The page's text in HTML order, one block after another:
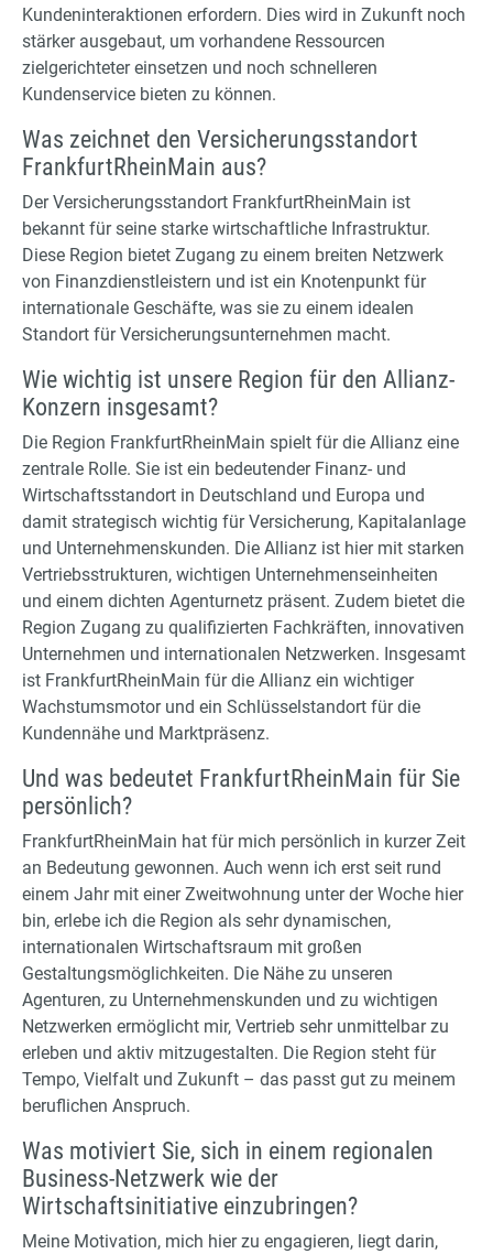
Kundeninteraktionen erfordern. Dies wird in Zukunft noch
stärker ausgebaut, um vorhandene Ressourcen
zielgerichteter einsetzen und noch schnelleren
Kundenservice bieten zu können.
Was zeichnet den Versicherungsstandort
FrankfurtRheinMain aus?
Der Versicherungsstandort FrankfurtRheinMain ist
bekannt für seine starke wirtschaftliche Infrastruktur.
Diese Region bietet Zugang zu einem breiten Netzwerk
von Finanzdienstleistern und ist ein Knotenpunkt für
internationale Geschäfte, was sie zu einem idealen
Standort für Versicherungsunternehmen macht.
Wie wichtig ist unsere Region für den Allianz-
Konzern insgesamt?
Die Region FrankfurtRheinMain spielt für die Allianz eine
zentrale Rolle. Sie ist ein bedeutender Finanz- und
Wirtschaftsstandort in Deutschland und Europa und
damit strategisch wichtig für Versicherung, Kapitalanlage
und Unternehmenskunden. Die Allianz ist hier mit starken
Vertriebsstrukturen, wichtigen Unternehmenseinheiten
und einem dichten Agenturnetz präsent. Zudem bietet die
Region Zugang zu qualifizierten Fachkräften, innovativen
Unternehmen und internationalen Netzwerken. Insgesamt
ist FrankfurtRheinMain für die Allianz ein wichtiger
Wachstumsmotor und ein Schlüsselstandort für die
Kundennähe und Marktpräsenz.
Und was bedeutet FrankfurtRheinMain für Sie
persönlich?
FrankfurtRheinMain hat für mich persönlich in kurzer Zeit
an Bedeutung gewonnen. Auch wenn ich erst seit rund
einem Jahr mit einer Zweitwohnung unter der Woche hier
bin, erlebe ich die Region als sehr dynamischen,
internationalen Wirtschaftsraum mit großen
Gestaltungsmöglichkeiten. Die Nähe zu unseren
Agenturen, zu Unternehmenskunden und zu wichtigen
Netzwerken ermöglicht mir, Vertrieb sehr unmittelbar zu
erleben und aktiv mitzugestalten. Die Region steht für
Tempo, Vielfalt und Zukunft – das passt gut zu meinem
beruflichen Anspruch.
Was motiviert Sie, sich in einem regionalen
Business-Netzwerk wie der
Wirtschaftsinitiative einzubringen?
Meine Motivation, mich hier zu engagieren, liegt darin,